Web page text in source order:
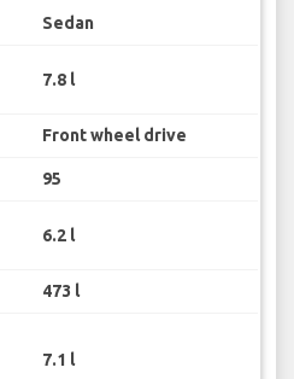
Sedan
7.8 l
Front wheel drive
95
6.2 l
473 l
7.1 l